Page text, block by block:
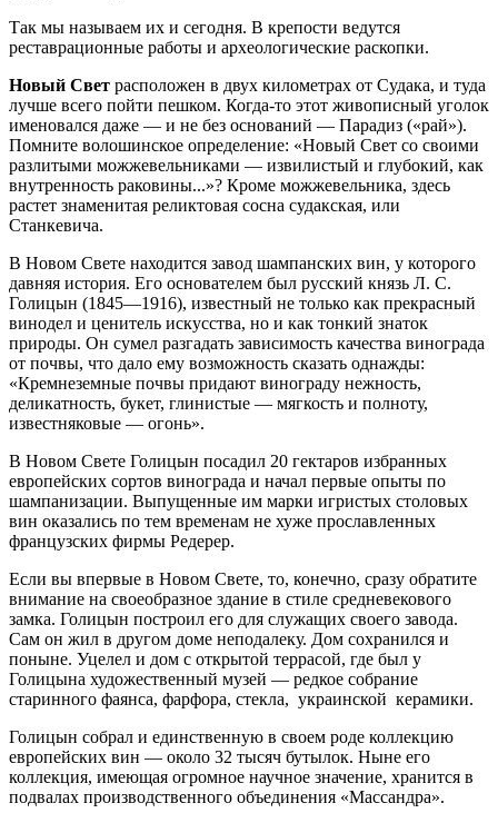
Так мы называем их и сегодня. В крепости ведутся
реставрационные работы и археологические раскопки.
Новый Свет расположен в двух километрах от Судака, и туда
лучше всего пойти пешком. Когда-то этот живописный уголок
именовался даже — и не без оснований — Парадиз («рай»).
Помните волошинское определение: «Новый Свет со своими
разлитыми можжевельниками — извилистый и глубокий, как
внутренность раковины...»? Кроме можжевельника, здесь
растет знаменитая реликтовая сосна судакская, или
Станкевича.
В Новом Свете находится завод шампанских вин, у которого
давняя история. Его основателем был русский князь Л. С.
Голицын (1845—1916), известный не только как прекрасный
винодел и ценитель искусства, но и как тонкий знаток
природы. Он сумел разгадать зависимость качества винограда
от почвы, что дало ему возможность сказать однажды:
«Кремнеземные почвы придают винограду нежность,
деликатность, букет, глинистые — мягкость и полноту,
известняковые — огонь».
В Новом Свете Голицын посадил 20 гектаров избранных
европейских сортов винограда и начал первые опыты по
шампанизации. Выпущенные им марки игристых столовых
вин оказались по тем временам не хуже прославленных
французских фирмы Редерер.
Если вы впервые в Новом Свете, то, конечно, сразу обратите
внимание на своеобразное здание в стиле средневекового
замка. Голицын построил его для служащих своего завода.
Сам он жил в другом доме неподалеку. Дом сохранился и
поныне. Уцелел и дом с открытой террасой, где был у
Голицына художественный музей — редкое собрание
старинного фаянса, фарфора, стекла, украинской керамики.
Голицын собрал и единственную в своем роде коллекцию
европейских вин — около 32 тысяч бутылок. Ныне его
коллекция, имеющая огромное научное значение, хранится в
подвалах производственного объединения «Массандра».